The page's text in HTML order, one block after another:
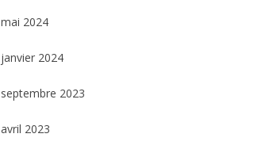
mai 2024
janvier 2024
septembre 2023
avril 2023